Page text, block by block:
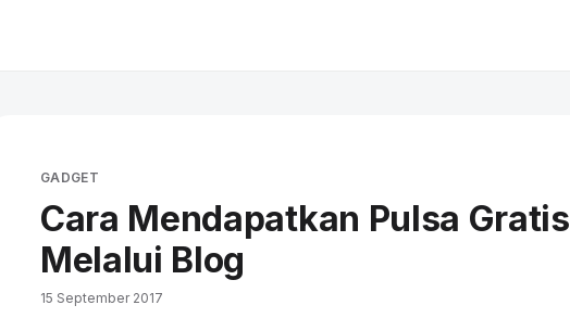
GADGET
Cara Mendapatkan Pulsa Gratis
Melalui Blog
15 September 2017